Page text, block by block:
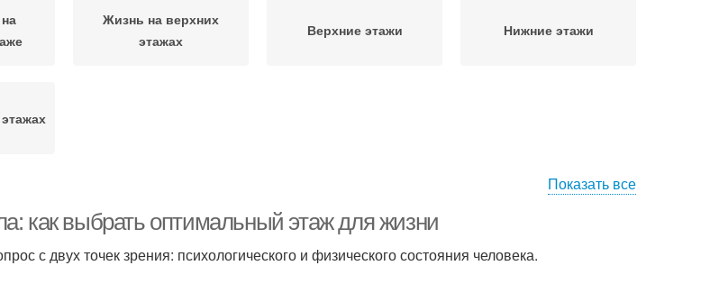
Жизнь на верхних
этажах
Верхние этажи Нижние этажи
Показать все
как выбрать оптимальный этаж для жизни
с двух точек зрения: психологического и физического состояния человека.